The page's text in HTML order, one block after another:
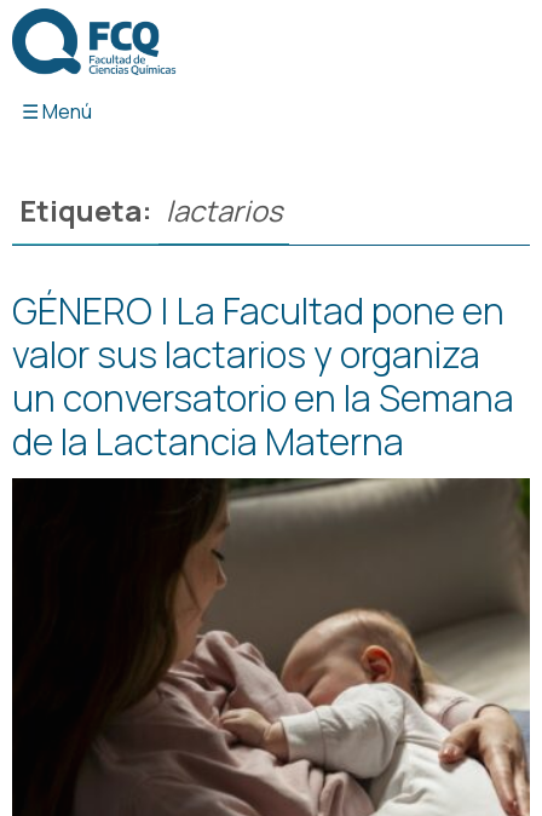
contenido
Etiqueta: lactarios
GÉNERO | La Facultad pone en
valor sus lactarios y organiza
un conversatorio en la Semana
de la Lactancia Materna